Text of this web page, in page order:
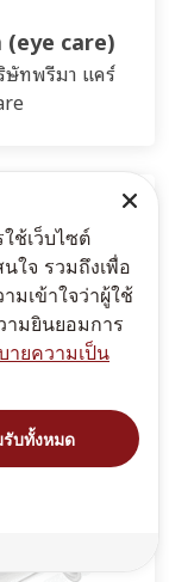
(eye care)
ษัทพรีมา แคร์
ช้เว็บไซต์
ใจ รวมถึงเพื่อ
มเข้าใจว่าผู้ใช้
ามยินยอมการ
ายความเป็น
รับทั้งหมด